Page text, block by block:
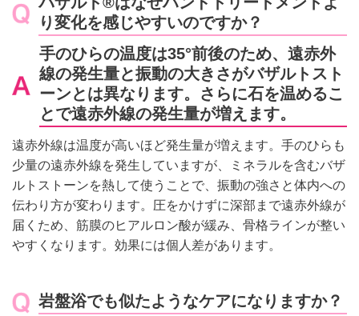
り変化を感じやすいのですか？
手のひらの温度は35°前後のため、遠赤外
線の発生量と振動の大きさがバザルトスト
ーンとは異なります。さらに石を温めるこ
とで遠赤外線の発生量が増えます。
遠赤外線は温度が高いほど発生量が増えます。手のひらも
少量の遠赤外線を発生していますが、ミネラルを含むバザ
ルトストーンを熱して使うことで、振動の強さと体内への
伝わり方が変わります。圧をかけずに深部まで遠赤外線が
届くため、筋膜のヒアルロン酸が緩み、骨格ラインが整い
やすくなります。効果には個人差があります。
岩盤浴でも似たようなケアになりますか？